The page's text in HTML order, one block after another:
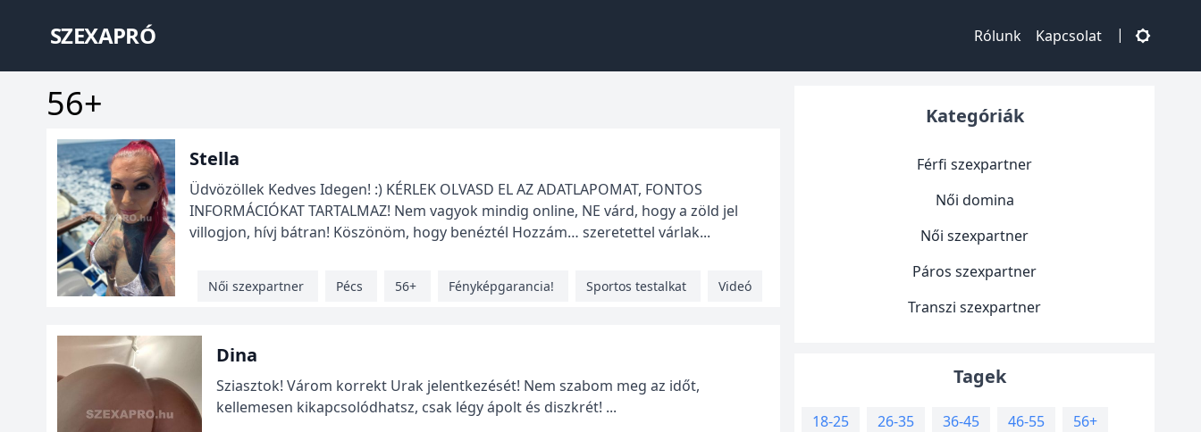
SZEXAPRÓ Rólunk Kapcsolat |
56+
Stella
Üdvözöllek Kedves Idegen! :) KÉRLEK OLVASD EL AZ ADATLAPOMAT, FONTOS
INFORMÁCIÓKAT TARTALMAZ! Nem vagyok mindig online, NE várd, hogy a zöld jel
villogjon, hívj bátran! Köszönöm, hogy benéztél Hozzám… szeretettel várlak...
Női szexpartner Pécs 56+ Fényképgarancia! Sportos testalkat Videó
Dina
Sziasztok! Várom korrekt Urak jelentkezését! Nem szabom meg az időt,
kellemesen kikapcsolódhatsz, csak légy ápolt és diszkrét! ...
Kategóriák
Férfi szexpartner
Női domina
Női szexpartner
Páros szexpartner
Transzi szexpartner
Tagek
18-25 26-35 36-45 46-55
56+